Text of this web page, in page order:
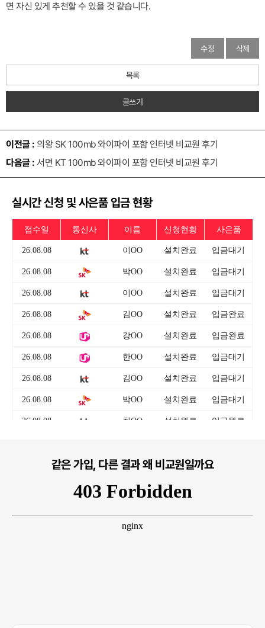
면 자신 있게 추천할 수 있을 것 같습니다.
수정 삭제
목록
글쓰기
이전글 : 의왕 SK 100mb 와이파이 포함 인터넷 비교원 후기
다음글 : 서면 KT 100mb 와이파이 포함 인터넷 비교원 후기
실시간 신청 및 사은품 입금 현황
같은 가입, 다른 결과 왜 비교원일까요